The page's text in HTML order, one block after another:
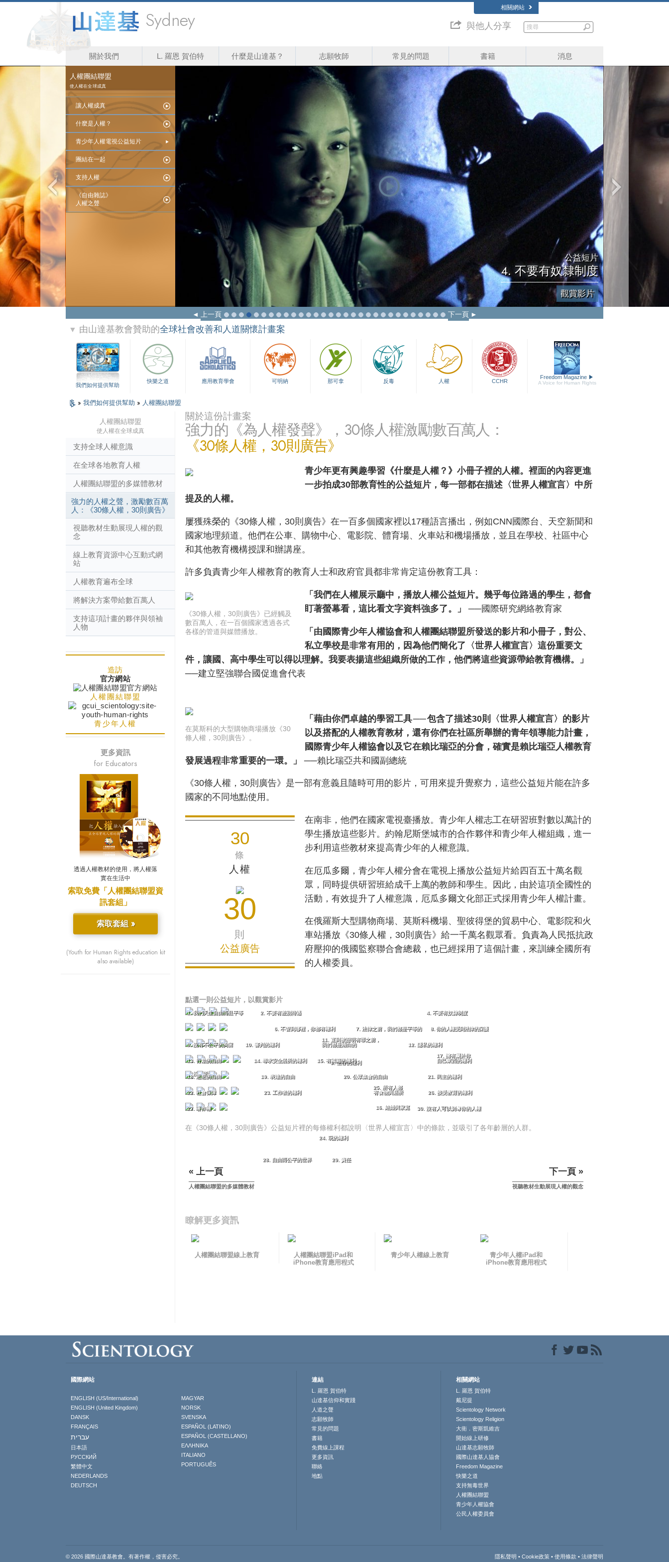
相關網站
Sydney 與他人分享
關於我們 L. 羅恩 賀伯特 什麼是山達基？ 志願牧師 常見的問題 書籍 消息
人權團結聯盟
使人權在全球成真
讓人權成真
什麼是人權？
青少年人權電視公益短片
團結在一起
支持人權
《自由雜誌》
人權之聲
公益短片
4. 不要有奴隸制度
觀賞影片
上一頁 下一頁
▼ 由山達基教會贊助的全球社會改善和人道關懷計畫案
我們如何提供幫助
快樂之道 應用教育學會 可明納 那可拿 反毒 人權 CCHR
Freedom Magazine ▶
A Voice for Human Rights
» 我們如何提供幫助 » 人權團結聯盟
關於這份計畫案
強力的《為人權發聲》，30條人權激勵數百萬人：
《30條人權，30則廣告》
青少年更有興趣學習《什麼是人權？》小冊子裡的人權。裡面的內容更進
一步拍成30部教育性的公益短片，每一部都在描述〈世界人權宣言〉中所
提及的人權。
屢獲殊榮的《30條人權，30則廣告》在一百多個國家裡以17種語言播出，例如CNN國際台、天空新聞和
國家地理頻道。他們在公車、購物中心、電影院、體育場、火車站和機場播放，並且在學校、社區中心
和其他教育機構授課和辦講座。
許多負責青少年人權教育的教育人士和政府官員都非常肯定這份教育工具：
《30條人權，30則廣告》已經觸及
數百萬人，在一百個國家透過各式
各樣的管道與媒體播放。
「我們在人權展示廳中，播放人權公益短片。幾乎每位路過的學生，都會
盯著螢幕看，這比看文字資料強多了。」
──國際研究網絡教育家
「由國際青少年人權協會和人權團結聯盟所發送的影片和小冊子，對公、
私立學校是非常有用的，因為他們簡化了〈世界人權宣言〉這份重要文
件，讓國、高中學生可以得以理解。我要表揚這些組織所做的工作，他們將這些資源帶給教育機構。」
──建立堅強聯合國促進會代表
在莫斯科的大型購物商場播放《30
條人權，30則廣告》。
「藉由你們卓越的學習工具 ── 包含了描述30則〈世界人權宣言〉的影片
以及搭配的人權教育教材，還有你們在社區所舉辦的青年領導能力計畫，
國際青少年人權協會以及它在賴比瑞亞的分會，確實是賴比瑞亞人權教育
發展過程非常重要的一環。」
──賴比瑞亞共和國副總統
《30條人權，30則廣告》是一部有意義且隨時可用的影片，可用來提升覺察力，這些公益短片能在許多
國家的不同地點使用。
30
條
人權
30
則
公益廣告
在南非，他們在國家電視臺播放。青少年人權志工在研習班對數以萬計的
學生播放這些影片。約翰尼斯堡城市的合作夥伴和青少年人權組織，進一
步利用這些教材來提高青少年的人權意識。
在厄瓜多爾，青少年人權分會在電視上播放公益短片給四百五十萬名觀
眾，同時提供研習班給成千上萬的教師和學生。因此，由於這項全國性的
活動，有效提升了人權意識，厄瓜多爾文化部正式採用青少年人權計畫。
在俄羅斯大型購物商場、莫斯科機場、聖彼得堡的貿易中心、電影院和火
車站播放《30條人權，30則廣告》給一千萬名觀眾看。負責為人民抵抗政
府壓抑的俄國監察聯合會總裁，也已經採用了這個計畫，來訓練全國所有
的人權委員。
點選一則公益短片，以觀賞影片
1. 我們天生自由而且平等 2. 不要有差別待遇
3. 生存的權利
4. 不要有奴隸制度
5. 沒有折磨
6. 不管到哪裡，你都有權利 7. 法律之前，我們都是平等的 8. 你的人權受到法律的保護
9. 沒有不公平的拘留 10. 審判的權利
11. 直到被證明有罪之前，
我們都是清白的
12. 隱私的權利
13. 行動的自由 14. 尋求安全居所的權利 15. 有國籍的權利
16. 結婚與家庭
17. 擁有屬於你
自己東西的權利
18. 思想的自由 19. 表達的自由 20. 公眾集會的自由 21. 民主的權利
22. 社會保障 23. 工作者的權利
24. 玩的權利
25. 所有人都
有食物與居所
26. 接受教育的權利
27. 著作權
28. 自由而公平的世界 29. 責任
30. 沒有人可以剝奪你的人權
在《30條人權，30則廣告》公益短片裡的每條權利都說明〈世界人權宣言〉中的條款，並吸引了各年齡層的人群。
« 上一頁
人權團結聯盟的多媒體教材
下一頁 »
視聽教材生動展現人權的觀念
瞭解更多資訊
人權團結聯盟線上教育
人權團結聯盟iPad和
iPhone教育應用程式
青少年人權線上教育
青少年人權iPad和
iPhone教育應用程式
人權團結聯盟
使人權在全球成真
支持全球人權意識
在全球各地教育人權
人權團結聯盟的多媒體教材
強力的人權之聲，激勵數百萬
人：《30條人權，30則廣告》
視聽教材生動展現人權的觀
念
線上教育資源中心互動式網
站
人權教育遍布全球
將解決方案帶給數百萬人
支持這項計畫的夥伴與領袖
人物
造訪
官方網站
人權團結聯盟
青少年人權
更多資訊
for Educators
透過人權教材的使用，將人權落
實在生活中
索取免費「人權團結聯盟資
訊套組」
索取套組 »
(Youth for Human Rights education kit
also available)
國際網站
ENGLISH (US/International)
ENGLISH (United Kingdom)
DANSK
FRANÇAIS
עברית
日本語
РУССКИЙ
繁體中文
NEDERLANDS
DEUTSCH
MAGYAR
NORSK
SVENSKA
ESPAÑOL (LATINO)
ESPAÑOL (CASTELLANO)
ΕΛΛΗΝΙΚA
ITALIANO
PORTUGUÊS
連結
L. 羅恩 賀伯特
山達基信仰和實踐
人道之聲
志願牧師
常見的問題
書籍
免費線上課程
更多資訊
聯絡
地點
相關網站
L. 羅恩 賀伯特
戴尼提
Scientology Network
Scientology Religion
大衛．密斯凱維吉
開始線上研修
山達基志願牧師
國際山達基人協會
Freedom Magazine
快樂之道
支持無毒世界
人權團結聯盟
青少年人權協會
公民人權委員會
© 2026 國際山達基教會。有著作權，侵害必究。 隱私聲明 • Cookie政策 • 使用條款 • 法律聲明